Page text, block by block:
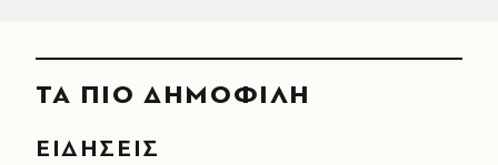
ΤΑ ΠΙΟ ΔΗΜΟΦΙΛΗ
ΕΙΔΗΣΕΙΣ